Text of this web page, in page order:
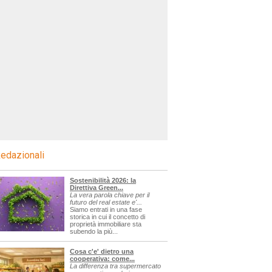
Sostenibilità 2026: la
Direttiva Green...
La vera parola chiave per il
futuro del real estate e'...
Siamo entrati in una fase
storica in cui il concetto di
proprietà immobiliare sta
subendo la più...
Cosa c'e' dietro una
cooperativa: come...
La differenza tra supermercato